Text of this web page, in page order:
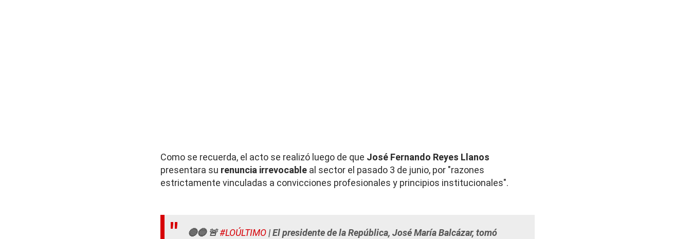
Como se recuerda, el acto se realizó luego de que José Fernando Reyes Llanos
presentara su renuncia irrevocable al sector el pasado 3 de junio, por "razones
estrictamente vinculadas a convicciones profesionales y principios institucionales".
🔴🔵 🚨#LOÚLTIMO| El presidente de la República, José María Balcázar, tomó